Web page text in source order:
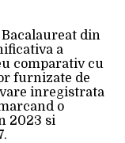
din
a
comparativ cu
furnizate de
inregistrata
o
2023 si